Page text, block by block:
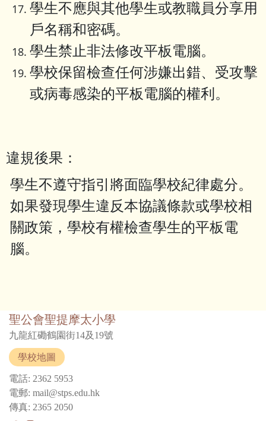
學生不應與其他學生或教職員分享用
戶名稱和密碼。
學生禁止非法修改平板電腦。
學校保留檢查任何涉嫌出錯、受攻擊
或病毒感染的平板電腦的權利。
違規後果：
學生不遵守指引將面臨學校紀律處分。
如果發現學生違反本協議條款或學校相
關政策，學校有權檢查學生的平板電
腦。
聖公會聖提摩太小學
九龍紅磡鶴園街14及19號
學校地圖
電話: 2362 5953
電郵: mail@stps.edu.hk
傳真: 2365 2050